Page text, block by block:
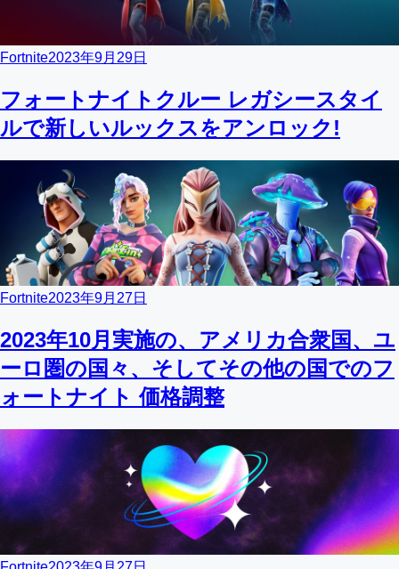
Fortnite2023年9月29日
フォートナイトクルー レガシースタイ
ルで新しいルックスをアンロック!
Fortnite2023年9月27日
2023年10月実施の、アメリカ合衆国、ユ
ーロ圏の国々、そしてその他の国でのフ
ォートナイト 価格調整